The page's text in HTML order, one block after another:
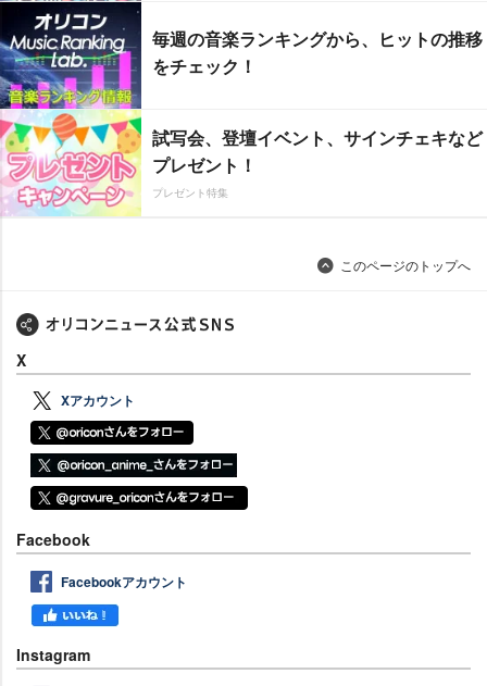
毎週の音楽ランキングから、ヒットの推移
をチェック！
試写会、登壇イベント、サインチェキなど
プレゼント！
プレゼント特集
このページのトップへ
X
Xアカウント
Facebook
Facebookアカウント
Instagram